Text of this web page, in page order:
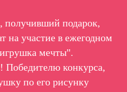
получивший подарок,
на участие в ежегодном
мечты".
конкурса,
по его рисунку